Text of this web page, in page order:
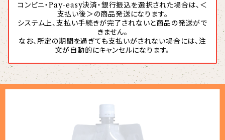
コンビニ・Pay-easy決済・銀行振込を選択された場合は、＜
支払い後＞の商品発送になります。
システム上、支払い手続きが完了されないと商品の発送がで
きません。
なお、所定の期間を過ぎても支払いがされない場合には、注
文が自動的にキャンセルになります。